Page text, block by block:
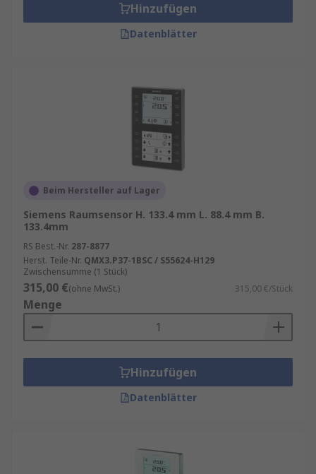
Hinzufügen
Datenblätter
Beim Hersteller auf Lager
Siemens Raumsensor H. 133.4 mm L. 88.4 mm B.
133.4mm
RS Best.-Nr. 287-8877
Herst. Teile-Nr. QMX3.P37-1BSC / S55624-H129
Zwischensumme (1 Stück)
315,00 €(ohne MwSt.) 315,00 €/Stück
Menge
Hinzufügen
Datenblätter